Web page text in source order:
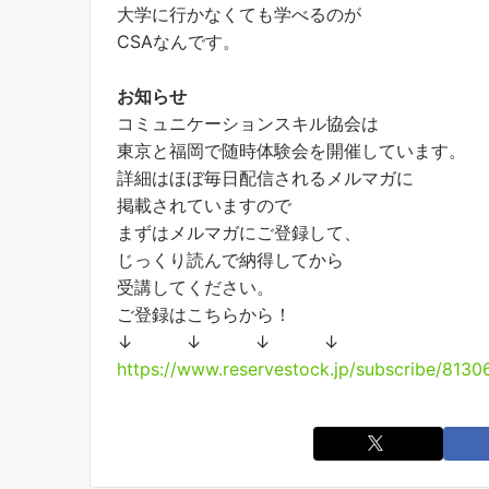
大学に行かなくても学べるのが
CSAなんです。
お知らせ
コミュニケーションスキル協会は
東京と福岡で随時体験会を開催しています。
詳細はほぼ毎日配信されるメルマガに
掲載されていますので
まずはメルマガにご登録して、
じっくり読んで納得してから
受講してください。
ご登録はこちらから！
↓ ↓ ↓ ↓
https://www.reservestock.jp/subscribe/